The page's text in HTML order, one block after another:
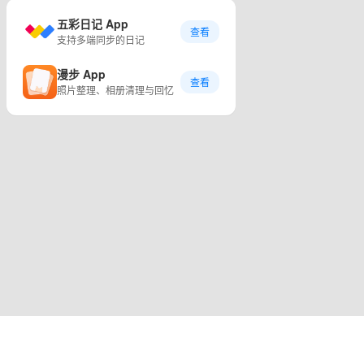
五彩日记 App
支持多端同步的日记
查看
漫步 App
照片整理、相册清理与回忆
查看